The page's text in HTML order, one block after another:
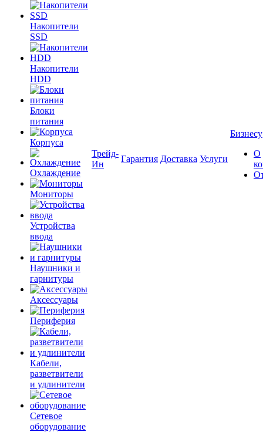
Накопители
SSD
Накопители
HDD
Блоки
питания
Корпуса
Охлаждение
Мониторы
Устройства
ввода
Наушники и
гарнитуры
Аксессуары
Периферия
Кабели,
разветвители
и удлинители
Сетевое
оборудование
Трейд-
Ин
Гарантия Доставка Услуги
Бизнесу
О